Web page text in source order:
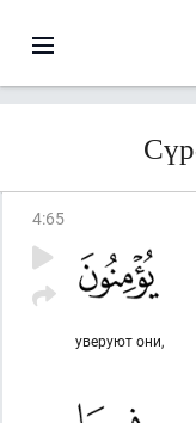
4:65
уверуют они,